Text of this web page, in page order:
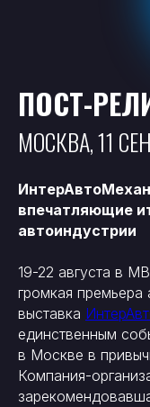
ПОСТ-
МОСКВА, 11
впечатляющие
автоиндустрии
19-22 августа в
громкая премьера
выставка
единственным
в Москве в
Компания-